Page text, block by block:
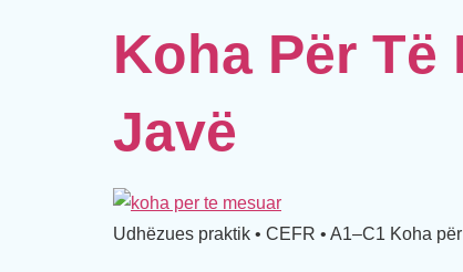
Koha Për Të
Javë
Udhëzues praktik • CEFR • A1–C1 Koha